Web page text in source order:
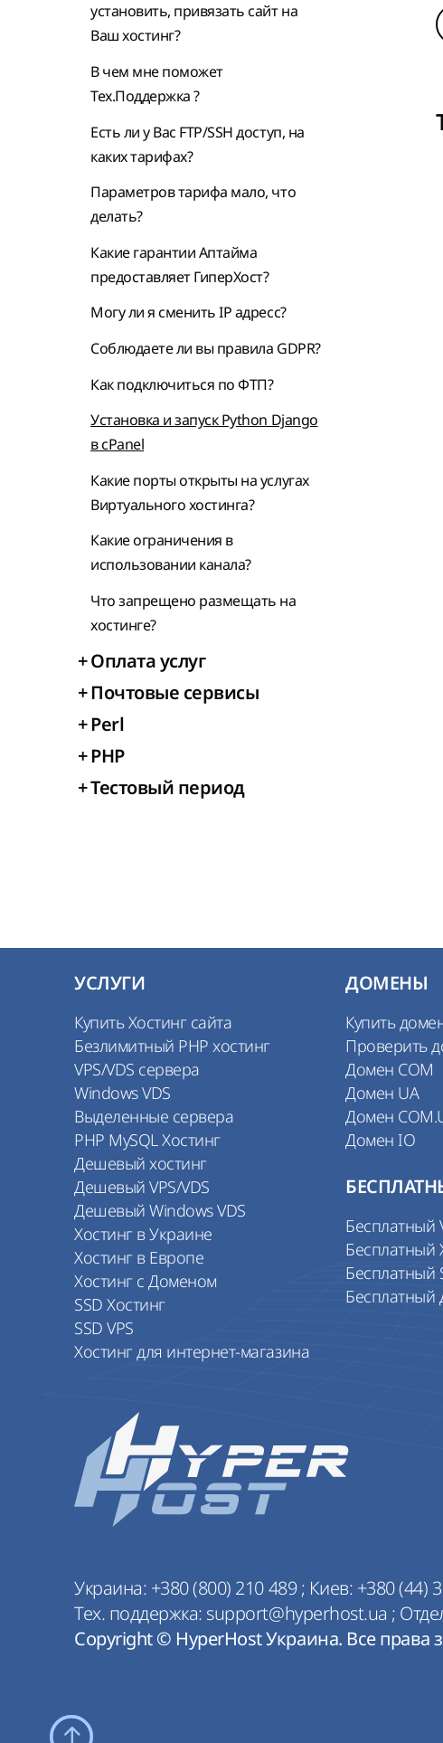
установить, привязать сайт на
Ваш хостинг?
В чем мне поможет
Тех.Поддержка ?
Есть ли у Вас FTP/SSH доступ, на
каких тарифах?
Параметров тарифа мало, что
делать?
Какие гарантии Аптайма
предоставляет ГиперХост?
Могу ли я сменить IP адресс?
Cоблюдаете ли вы правила GDPR?
Как подключиться по ФТП?
Установка и запуск Python Django
в cPanel
Какие порты открыты на услугах
Виртуального хостинга?
Какие ограничения в
использовании канала?
Что запрещено размещать на
хостинге?
+Оплата услуг
+Почтовые сервисы
+Perl
+PHP
+Тестовый период
УСЛУГИ
Купить Хостинг сайта
Безлимитный PHP хостинг
VPS/VDS сервера
Windows VDS
Выделенные сервера
PHP MySQL Хостинг
Дешевый хостинг
Дешевый VPS/VDS
Дешевый Windows VDS
Хостинг в Украине
Хостинг в Европе
Хостинг с Доменом
SSD Хостинг
SSD VPS
Хостинг для интернет-магазина
ДОМЕНЫ
Купить
Проверить
Домен COM
Домен UA
Домен
Домен IO
Бесплатный
Бесплатный
Бесплатный
Бесплатный
Украина: +380 (800) 210 489; Киев: +380 (44)
Тех. поддержка: support@hyperhost.ua ;
Copyright © HyperHost Украина. Все